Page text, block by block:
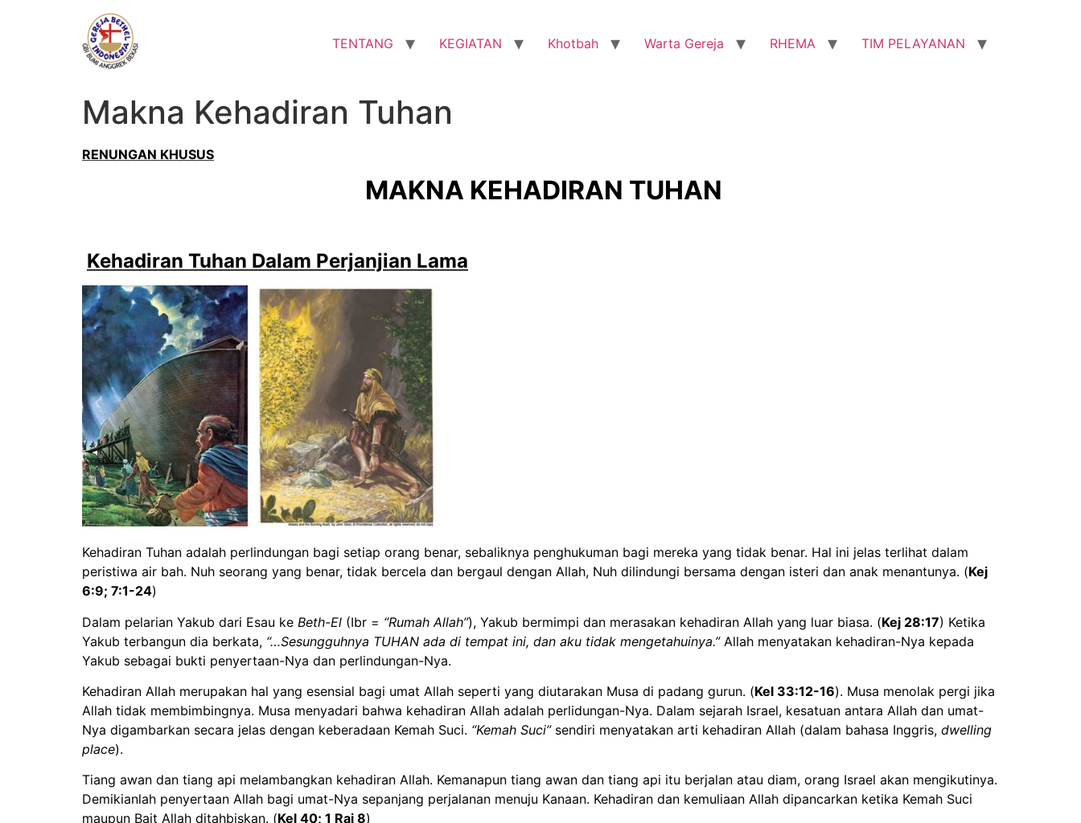
TENTANG KEGIATAN Khotbah Warta Gereja RHEMA TIM PELAYANAN
Makna Kehadiran Tuhan
RENUNGAN KHUSUS
MAKNA KEHADIRAN TUHAN
Kehadiran Tuhan Dalam Perjanjian Lama
Kehadiran Tuhan adalah perlindungan bagi setiap orang benar, sebaliknya penghukuman bagi mereka yang tidak benar. Hal ini jelas terlihat dalam
peristiwa air bah. Nuh seorang yang benar, tidak bercela dan bergaul dengan Allah, Nuh dilindungi bersama dengan isteri dan anak menantunya. (Kej
6:9; 7:1-24)
Dalam pelarian Yakub dari Esau ke Beth-El (Ibr = “Rumah Allah”), Yakub bermimpi dan merasakan kehadiran Allah yang luar biasa. (Kej 28:17) Ketika
Yakub terbangun dia berkata, “…Sesungguhnya TUHAN ada di tempat ini, dan aku tidak mengetahuinya.”Allah menyatakan kehadiran-Nya kepada
Yakub sebagai bukti penyertaan-Nya dan perlindungan-Nya.
Kehadiran Allah merupakan hal yang esensial bagi umat Allah seperti yang diutarakan Musa di padang gurun. (Kel 33:12-16). Musa menolak pergi jika
Allah tidak membimbingnya. Musa menyadari bahwa kehadiran Allah adalah perlidungan-Nya. Dalam sejarah Israel, kesatuan antara Allah dan umat-
Nya digambarkan secara jelas dengan keberadaan Kemah Suci. “Kemah Suci” sendiri menyatakan arti kehadiran Allah (dalam bahasa Inggris, dwelling
place).
Tiang awan dan tiang api melambangkan kehadiran Allah. Kemanapun tiang awan dan tiang api itu berjalan atau diam, orang Israel akan mengikutinya.
Demikianlah penyertaan Allah bagi umat-Nya sepanjang perjalanan menuju Kanaan. Kehadiran dan kemuliaan Allah dipancarkan ketika Kemah Suci
maupun Bait Allah ditahbiskan. (Kel 40; 1 Raj 8)